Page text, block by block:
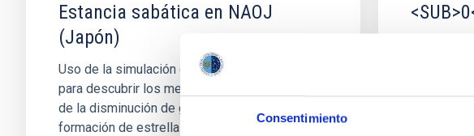
Consentimiento
Estancia sabática en NAOJ
(Japón)
Uso de la simulación cosmológica Illustris-TNG
para descubrir los mecanismos responsables
de la disminución de gas y la extinción de la
formación de estrellas...